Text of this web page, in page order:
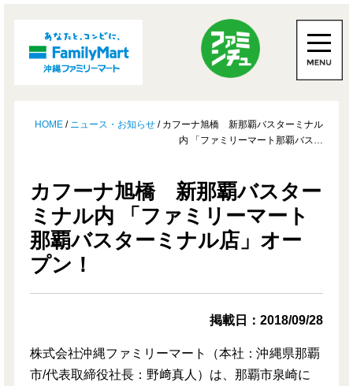
HOME / ニュース・お知らせ/ カフーナ旭橋 新那覇バスターミナル
内 「ファミリーマート那覇バス…
カフーナ旭橋 新那覇バスター
ミナル内 「ファミリーマート
那覇バスターミナル店」オー
プン！
掲載日：2018/09/28
株式会社沖縄ファミリーマート（本社：沖縄県那覇
市/代表取締役社長：野﨑真人）は、那覇市泉崎に